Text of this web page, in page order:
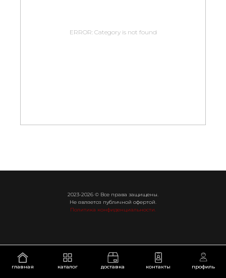
главная каталог доставка контакты профиль
ERROR: Category is not found
2023-2026 © Все права защищены.
Не является публичной офертой.
Политика конфиденциальности.